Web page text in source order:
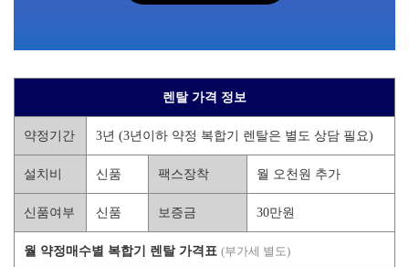
렌탈 가격 정보
약정기간 3년 (3년이하 약정 복합기 렌탈은 별도 상담 필요)
설치비 신품 팩스장착 월 오천원 추가
신품여부 신품 보증금 30만원
월 약정매수별 복합기 렌탈 가격표 (부가세 별도)